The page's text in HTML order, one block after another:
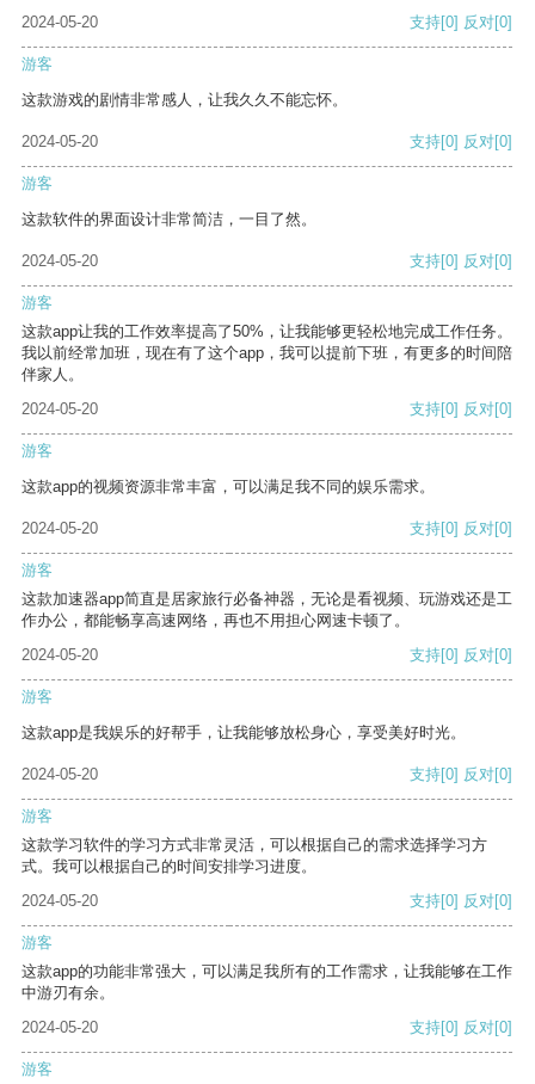
2024-05-20
支持[0] 反对[0]
游客
这款游戏的剧情非常感人，让我久久不能忘怀。
2024-05-20 支持[0] 反对[0]
游客
这款软件的界面设计非常简洁，一目了然。
2024-05-20 支持[0] 反对[0]
游客
这款app让我的工作效率提高了50%，让我能够更轻松地完成工作任务。
我以前经常加班，现在有了这个app，我可以提前下班，有更多的时间陪
伴家人。
2024-05-20
支持[0] 反对[0]
游客
这款app的视频资源非常丰富，可以满足我不同的娱乐需求。
2024-05-20 支持[0] 反对[0]
游客
这款加速器app简直是居家旅行必备神器，无论是看视频、玩游戏还是工
作办公，都能畅享高速网络，再也不用担心网速卡顿了。
2024-05-20
支持[0] 反对[0]
游客
这款app是我娱乐的好帮手，让我能够放松身心，享受美好时光。
2024-05-20 支持[0] 反对[0]
游客
这款学习软件的学习方式非常灵活，可以根据自己的需求选择学习方
式。我可以根据自己的时间安排学习进度。
2024-05-20
支持[0] 反对[0]
游客
这款app的功能非常强大，可以满足我所有的工作需求，让我能够在工作
中游刃有余。
2024-05-20
支持[0] 反对[0]
游客